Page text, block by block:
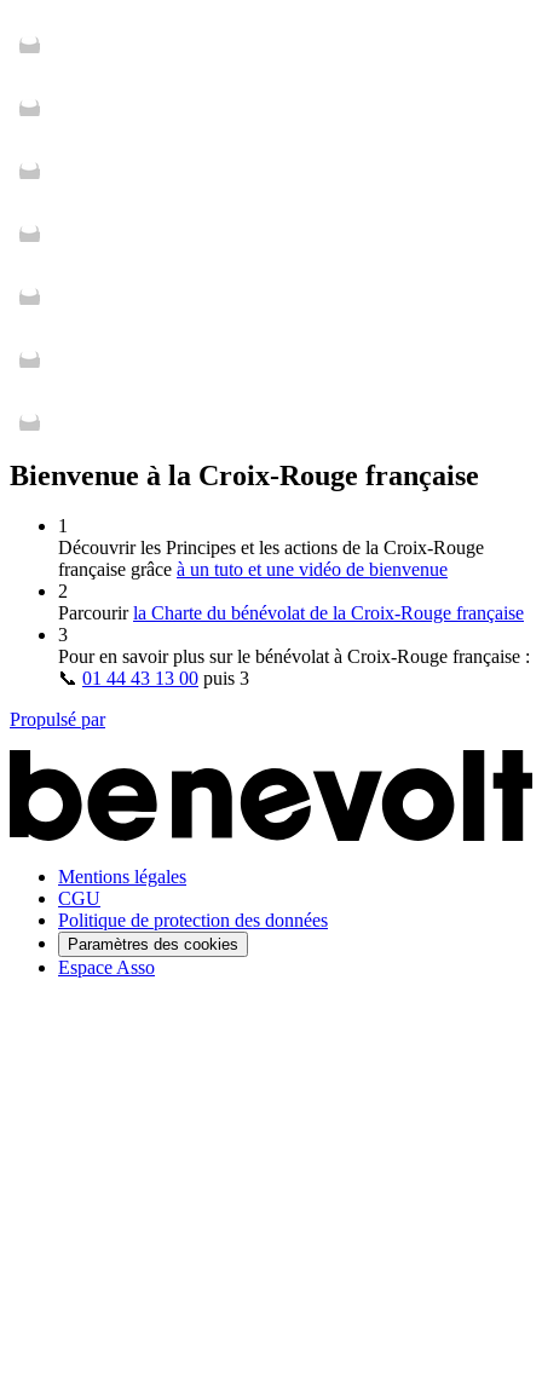
Bienvenue à la Croix-Rouge française
1
Découvrir les Principes et les actions de la Croix‑Rouge
française grâce à un tuto et une vidéo de bienvenue
2
Parcourirla Charte du bénévolat de la Croix‑Rouge française
3
Pour en savoir plus sur le bénévolat à Croix‑Rouge française :
📞 01 44 43 13 00 puis 3
Propulsé par
Mentions légales
CGU
Politique de protection des données
Paramètres des cookies
Espace Asso